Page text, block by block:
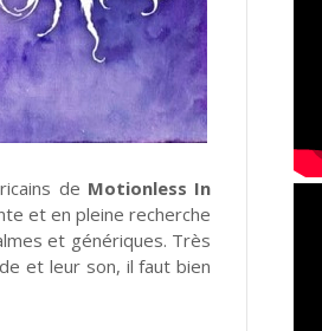
de Motionless In
et en pleine recherche
et génériques. Très
et leur son, il faut bien